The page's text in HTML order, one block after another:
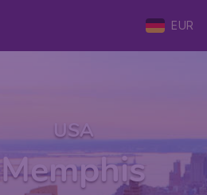
EUR
USA
Memphis